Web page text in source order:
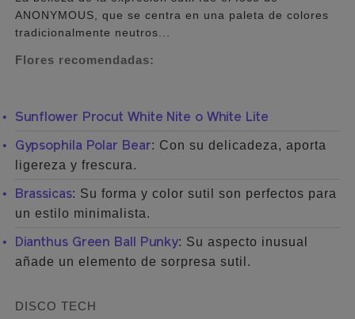
ANONYMOUS, que se centra en una paleta de colores
tradicionalmente neutros...
Flores recomendadas:
Sunflower Procut White Nite o White Lite
Gypsophila Polar Bear: Con su delicadeza, aporta
ligereza y frescura.
Brassicas: Su forma y color sutil son perfectos para
un estilo minimalista.
Dianthus Green Ball Punky: Su aspecto inusual
añade un elemento de sorpresa sutil.
DISCO TECH